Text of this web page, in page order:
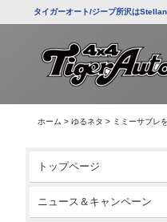
タイガーオート/ジープ所沢は
ホーム > ゆるネタ > ミミーサブレ
トップページ
ニュース＆キャンペーン